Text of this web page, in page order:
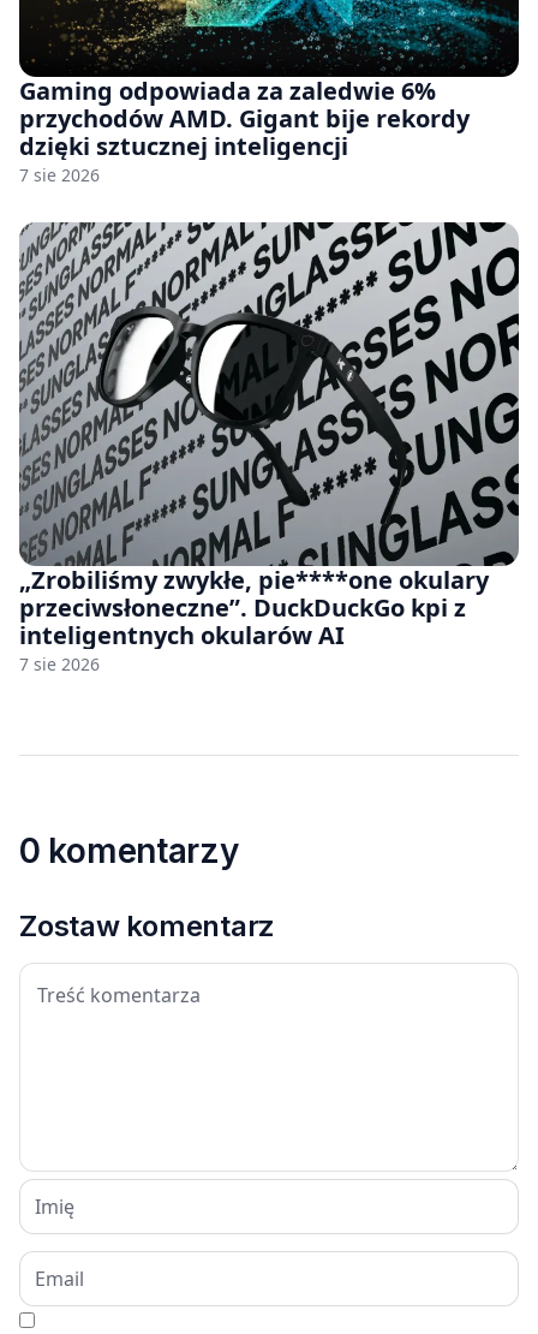
Gaming odpowiada za zaledwie 6%
przychodów AMD. Gigant bije rekordy
dzięki sztucznej inteligencji
7 sie 2026
„Zrobiliśmy zwykłe, pie****one okulary
przeciwsłoneczne”. DuckDuckGo kpi z
inteligentnych okularów AI
7 sie 2026
0 komentarzy
Zostaw komentarz